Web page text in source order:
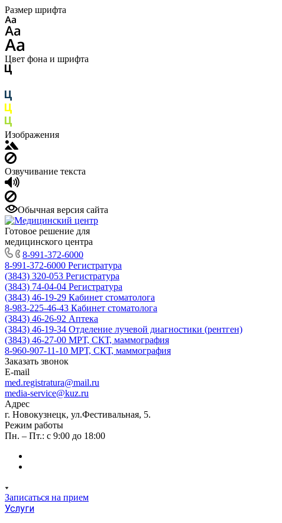
Размер шрифта
Цвет фона и шрифта
Изображения
Озвучивание текста
Обычная версия сайта
Готовое решение для
медицинского центра
8-991-372-6000
8-991-372-6000 Регистратура
(3843) 320-053 Регистратура
(3843) 74-04-04 Регистратура
(3843) 46-19-29 Кабинет стоматолога
8-983-225-46-43 Кабинет стоматолога
(3843) 46-26-92 Аптека
(3843) 46-19-34 Отделение лучевой диагностики (рентген)
(3843) 46-27-00 МРТ, СКТ, маммография
8-960-907-11-10 МРТ, СКТ, маммография
Заказать звонок
E-mail
med.registratura@mail.ru
media-service@kuz.ru
Адрес
г. Новокузнецк, ул.Фестивальная, 5.
Режим работы
Пн. – Пт.: с 9:00 до 18:00
Записаться на прием
Услуги